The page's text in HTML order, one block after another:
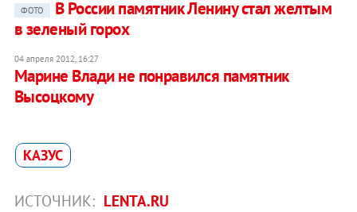
ФОТО
В России памятник Ленину стал желтым
в зеленый горох
04 апреля 2012, 16:27
Марине Влади не понравился памятник
Высоцкому
КАЗУС
ИСТОЧНИК: LENTA.RU